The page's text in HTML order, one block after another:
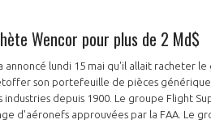
Wencor pour plus de 2 Md$
lundi 15 mai qu'il allait racheter le
son portefeuille de pièces
depuis 1900. Le groupe Flight
d'aéronefs approuvées par la FAA. Le
NON